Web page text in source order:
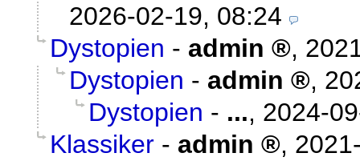
2026-02-19, 08:24
Dystopien - admin ,
Dystopien - admin ,
Dystopien - ..., 2024-
Klassiker - admin ,